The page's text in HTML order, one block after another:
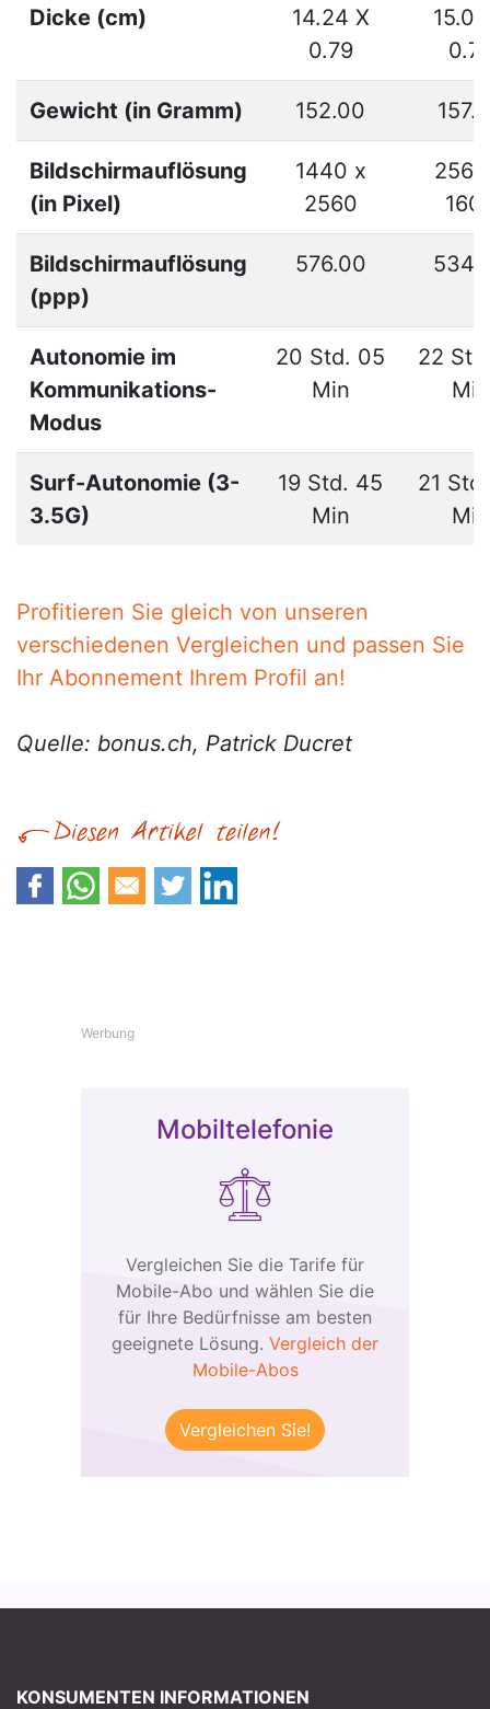
Dicke (cm)
14.24 X
0.79
Gewicht (in Gramm) 152.00
Bildschirmauflösung
(in Pixel)
1440 x
2560
Bildschirmauflösung
(ppp)
576.00
Autonomie im
Kommunikations-
Modus
20 Std. 05
Min
22
Min
Surf-Autonomie (3-
3.5G)
19 Std. 45
Min
21
Min
Profitieren Sie gleich von unseren
verschiedenen Vergleichen und passen Sie
Ihr Abonnement Ihrem Profil an!
Quelle: bonus.ch, Patrick Ducret
Werbung
Mobiltelefonie
Vergleichen Sie die Tarife für
Mobile-Abo und wählen Sie die
für Ihre Bedürfnisse am besten
geeignete Lösung. Vergleich der
Mobile-Abos
Vergleichen Sie!
KONSUMENTEN INFORMATIONEN